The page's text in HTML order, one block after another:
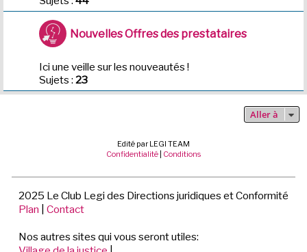
Nouvelles Offres des prestataires
Ici une veille sur les nouveautés !
Sujets : 23
Aller à
Edité par LEGI TEAM
Confidentialité Conditions
2025 Le Club Legi des Directions juridiques et Conformité
Plan
Contact
Nos autres sites qui vous seront utiles: